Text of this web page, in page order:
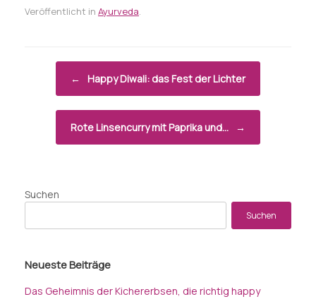
Veröffentlicht in Ayurveda.
← Happy Diwali: das Fest der Lichter
Rote Linsencurry mit Paprika und… →
Suchen
Suchen
Neueste Beiträge
Das Geheimnis der Kichererbsen, die richtig happy